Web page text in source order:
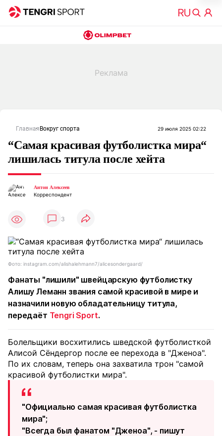
Главная Вокруг спорта 29 июля 2025 02:22
“Самая красивая футболистка мира“
лишилась титула после хейта
Антон Алексеев
Корреспондент
3
Фото: instagram.com/alishalehmann7/alicesondergaard/
Фанаты "лишили" швейцарскую футболистку
Алишу Леманн звания самой красивой в мире и
назначили новую обладательницу титула,
передаёт Tengri Sport.
Болельщики восхитились шведской футболисткой
Алисой Сёндергор после ее перехода в "Дженоа".
По их словам, теперь она захватила трон "самой
красивой футболистки мира".
"Официально самая красивая футболистка
мира";
"Всегда был фанатом "Дженоа", - пишут